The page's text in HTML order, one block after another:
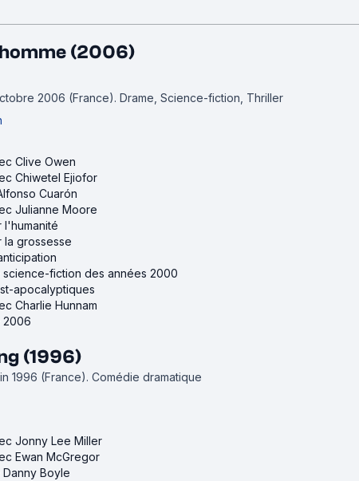
(2006)
2006 (France). Drame, Science-fiction, Thriller
Clive Owen
Chiwetel Ejiofor
Cuarón
Julianne Moore
l'humanité
la grossesse
science-fiction des années 2000
apocalyptiques
Charlie Hunnam
2006
(1996)
1996 (France). Comédie dramatique
Jonny Lee Miller
Ewan McGregor
Boyle